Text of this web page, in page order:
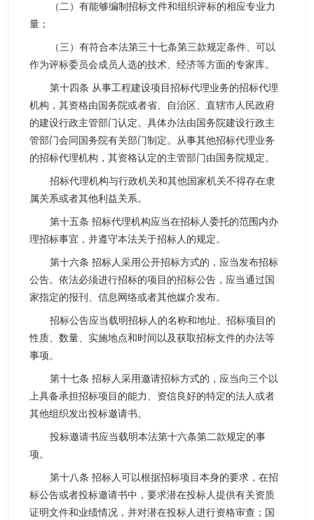
（二）有能够编制招标文件和组织评标的相应专业力
量；
（三）有符合本法第三十七条第三款规定条件、可以
作为评标委员会成员人选的技术、经济等方面的专家库。
第十四条 从事工程建设项目招标代理业务的招标代理
机构，其资格由国务院或者省、自治区、直辖市人民政府
的建设行政主管部门认定。具体办法由国务院建设行政主
管部门会同国务院有关部门制定。从事其他招标代理业务
的招标代理机构，其资格认定的主管部门由国务院规定。
招标代理机构与行政机关和其他国家机关不得存在隶
属关系或者其他利益关系。
第十五条 招标代理机构应当在招标人委托的范围内办
理招标事宜，并遵守本法关于招标人的规定。
第十六条 招标人采用公开招标方式的，应当发布招标
公告。依法必须进行招标的项目的招标公告，应当通过国
家指定的报刊、信息网络或者其他媒介发布。
招标公告应当载明招标人的名称和地址、招标项目的
性质、数量、实施地点和时间以及获取招标文件的办法等
事项。
第十七条 招标人采用邀请招标方式的，应当向三个以
上具备承担招标项目的能力、资信良好的特定的法人或者
其他组织发出投标邀请书。
投标邀请书应当载明本法第十六条第二款规定的事
项。
第十八条 招标人可以根据招标项目本身的要求，在招
标公告或者投标邀请书中，要求潜在投标人提供有关资质
证明文件和业绩情况，并对潜在投标人进行资格审查；国